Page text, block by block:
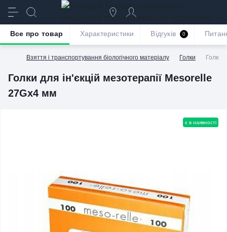
якість та бездоганне
обслуговування
Взяття і транспортування біологічного матеріалу Голки Голки
Голки для ін'єкцій мезотерапії Mesorelle
27Gx4 мм
Все про товар Характеристики Відгуків 0
є в наявності